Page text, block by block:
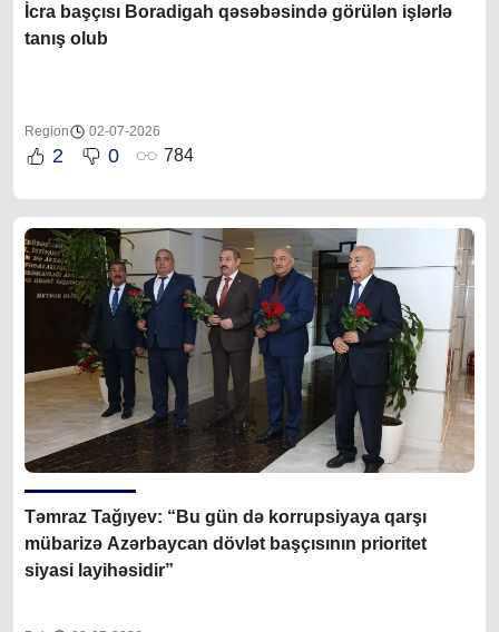
İcra başçısı Boradigah qəsəbəsində görülən işlərlə
tanış olub
Region 02-07-2026
2 0 784
Təmraz Tağıyev: “Bu gün də korrupsiyaya qarşı
mübarizə Azərbaycan dövlət başçısının prioritet
siyasi layihəsidir”